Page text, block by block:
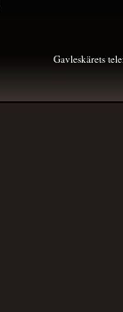
Gavleskärets